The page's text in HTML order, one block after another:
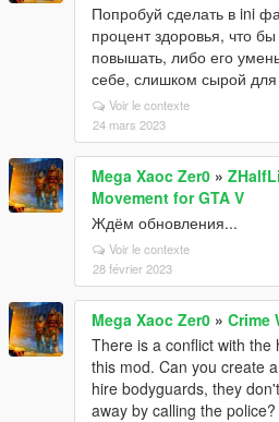
Попробуй сделать в ini
процент здоровья, что
повышать, либо его
себе, слишком сырой для
Voir le contexte
24 mars 2023
Mega Xaoc Zer0 »
Movement for GTA V
Ждём обновления...
Voir le contexte
28 février 2023
Mega Xaoc Zer0 » Crime
There is a conflict with the
this mod. Can you create
hire bodyguards, they
away by calling the police?